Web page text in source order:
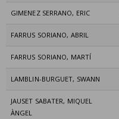
GIMENEZ SERRANO, ERIC
FARRUS SORIANO, ABRIL
FARRUS SORIANO, MARTÍ
LAMBLIN-BURGUET, SWANN
JAUSET SABATER, MIQUEL
ÀNGEL